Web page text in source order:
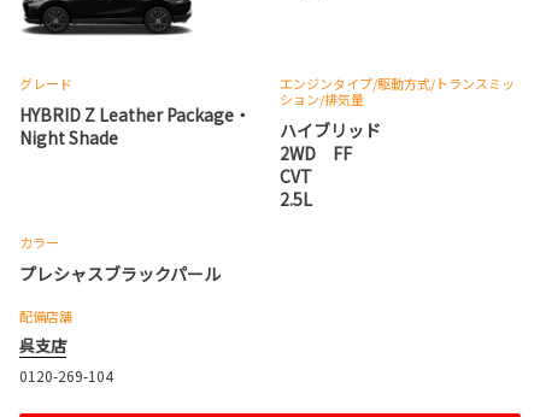
グレード
HYBRID Z Leather Package・
Night Shade
エンジンタイプ/駆動方式/トランスミッ
ション/排気量
ハイブリッド
2WD FF
CVT
2.5L
カラー
プレシャスブラックパール
配備店舗
呉支店
0120-269-104